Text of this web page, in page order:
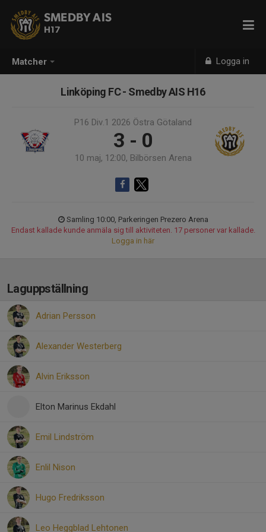
Matcher Logga in
SMEDBY AIS
H17
Linköping FC - Smedby AIS H16
P16 Div.1 2026 Östra Götaland
3 - 0
10 maj, 12:00, Bilbörsen Arena
Samling 10:00, Parkeringen Prezero Arena
Endast kallade kunde anmäla sig till aktiviteten. 17 personer var kallade.
Logga in här
Laguppställning
Adrian Persson
Alexander Westerberg
Alvin Eriksson
Elton Marinus Ekdahl
Emil Lindström
Enlil Nison
Hugo Fredriksson
Leo Heggblad Lehtonen